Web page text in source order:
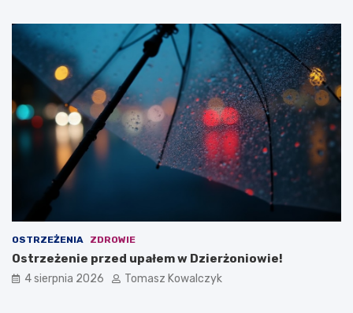
OSTRZEŻENIA ZDROWIE
Ostrzeżenie przed upałem w Dzierżoniowie!
4 sierpnia 2026 Tomasz Kowalczyk